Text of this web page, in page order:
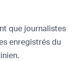
que journalistes
enregistrés du